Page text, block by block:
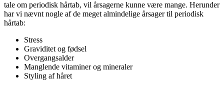
tale om periodisk hårtab, vil årsagerne kunne være mange. Herunder
har vi nævnt nogle af de meget almindelige årsager til periodisk
hårtab:
Stress
Graviditet og fødsel
Overgangsalder
Manglende vitaminer og mineraler
Styling af håret